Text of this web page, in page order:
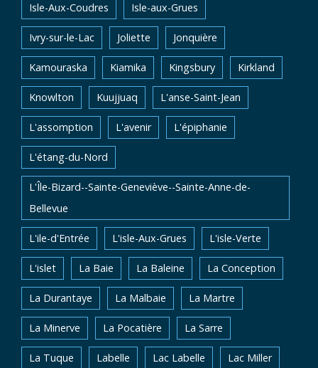
Isle-Aux-Coudres Isle-aux-Grues
Ivry-sur-le-Lac Joliette Jonquière
Kamouraska Kiamika Kingsbury Kirkland
Knowlton Kuujjuaq L'anse-Saint-Jean
L'assomption L'avenir L'épiphanie
L'étang-du-Nord
L'Île-Bizard--Sainte-Geneviève--Sainte-Anne-de-
Bellevue
L'ile-d'Entrée L'isle-Aux-Grues L'isle-Verte
L'islet La Baie La Baleine La Conception
La Durantaye La Malbaie La Martre
La Minerve La Pocatière La Sarre
La Tuque Labelle Lac Labelle Lac Miller